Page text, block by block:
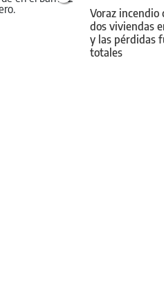
Voraz incendio
dos viviendas
y las pérdidas
totales